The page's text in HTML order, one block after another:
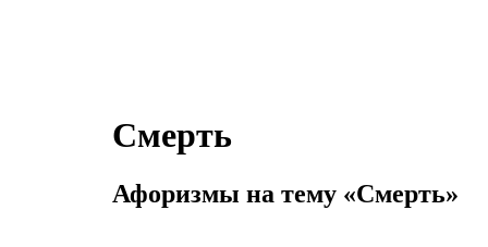
Смерть
Афоризмы на тему «Смерть»